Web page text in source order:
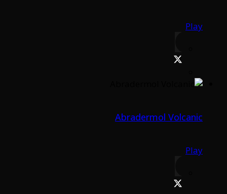
Play
Abradermol Volcanic
Play